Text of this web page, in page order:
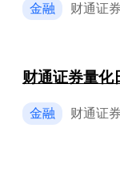
金融 财通证券
财通证券量化
金融 财通证券